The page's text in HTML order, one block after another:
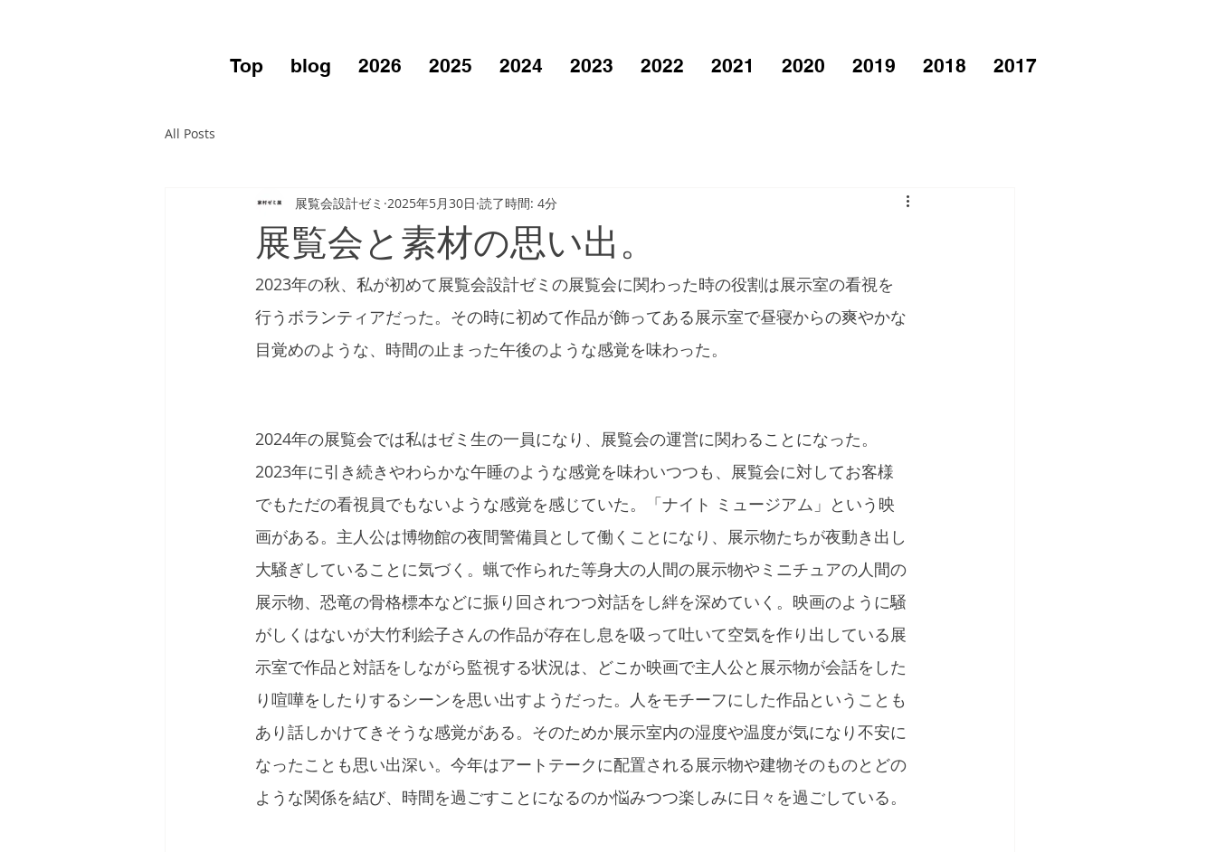
Top blog 2026 2025 2024 2023 2022 2021 2020 2019 2018 2017
All Posts
展覧会と素材の思い出。
展覧会設計ゼミ 2025年5月30日 読了時間: 4分
2023年の秋、私が初めて展覧会設計ゼミの展覧会に関わった時の役割は展示室の看視を
行うボランティアだった。その時に初めて作品が飾ってある展示室で昼寝からの爽やかな
目覚めのような、時間の止まった午後のような感覚を味わった。
2024年の展覧会では私はゼミ生の一員になり、展覧会の運営に関わることになった。
2023年に引き続きやわらかな午睡のような感覚を味わいつつも、展覧会に対してお客様
でもただの看視員でもないような感覚を感じていた。「ナイト ミュージアム」という映
画がある。主人公は博物館の夜間警備員として働くことになり、展示物たちが夜動き出し
大騒ぎしていることに気づく。蝋で作られた等身大の人間の展示物やミニチュアの人間の
展示物、恐竜の骨格標本などに振り回されつつ対話をし絆を深めていく。映画のように騒
がしくはないが大竹利絵子さんの作品が存在し息を吸って吐いて空気を作り出している展
示室で作品と対話をしながら監視する状況は、どこか映画で主人公と展示物が会話をした
り喧嘩をしたりするシーンを思い出すようだった。人をモチーフにした作品ということも
あり話しかけてきそうな感覚がある。そのためか展示室内の湿度や温度が気になり不安に
なったことも思い出深い。今年はアートテークに配置される展示物や建物そのものとどの
ような関係を結び、時間を過ごすことになるのか悩みつつ楽しみに日々を過ごしている。